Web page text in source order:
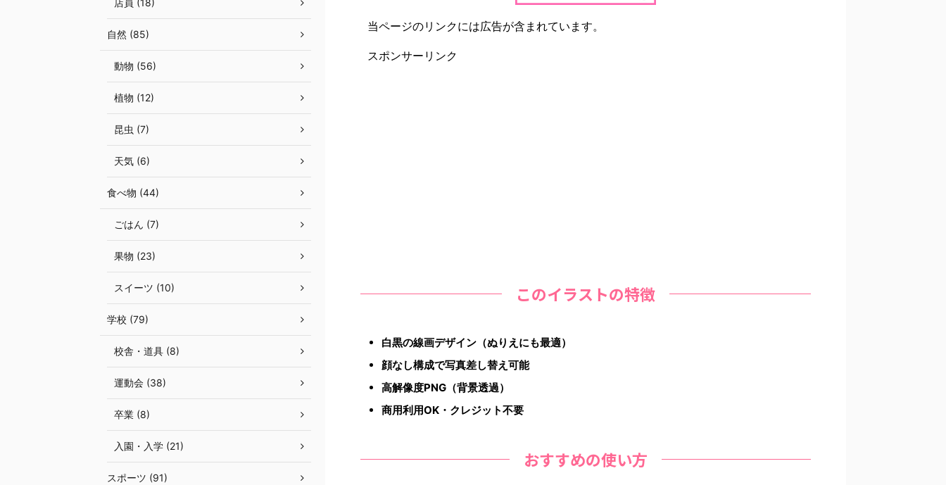
当ページのリンクには広告が含まれています。
スポンサーリンク
このイラストの特徴
白黒の線画デザイン（ぬりえにも最適）
顔なし構成で写真差し替え可能
高解像度PNG（背景透過）
商用利用OK・クレジット不要
おすすめの使い方
店員 (18)
自然 (85)
動物 (56)
植物 (12)
昆虫 (7)
天気 (6)
食べ物 (44)
ごはん (7)
果物 (23)
スイーツ (10)
学校 (79)
校舎・道具 (8)
運動会 (38)
卒業 (8)
入園・入学 (21)
スポーツ (91)